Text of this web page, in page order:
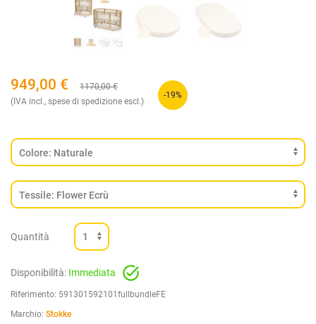
949,00 € 1170,00€
(IVA incl., spese di spedizione escl.)
-19%
Quantità
Disponibilità: Immediata
Riferimento: 591301592101fullbundleFE
Marchio: Stokke